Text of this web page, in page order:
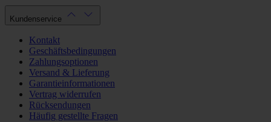
Kundenservice
Kontakt
Geschäftsbedingungen
Zahlungsoptionen
Versand & Lieferung
Garantieinformationen
Vertrag widerrufen
Rücksendungen
Häufig gestellte Fragen